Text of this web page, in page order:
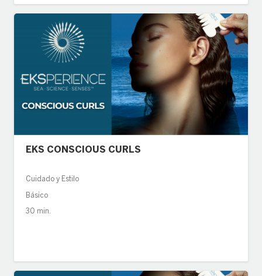
EKS CONSCIOUS CURLS
Cuidado y Estilo
Básico
30 min.